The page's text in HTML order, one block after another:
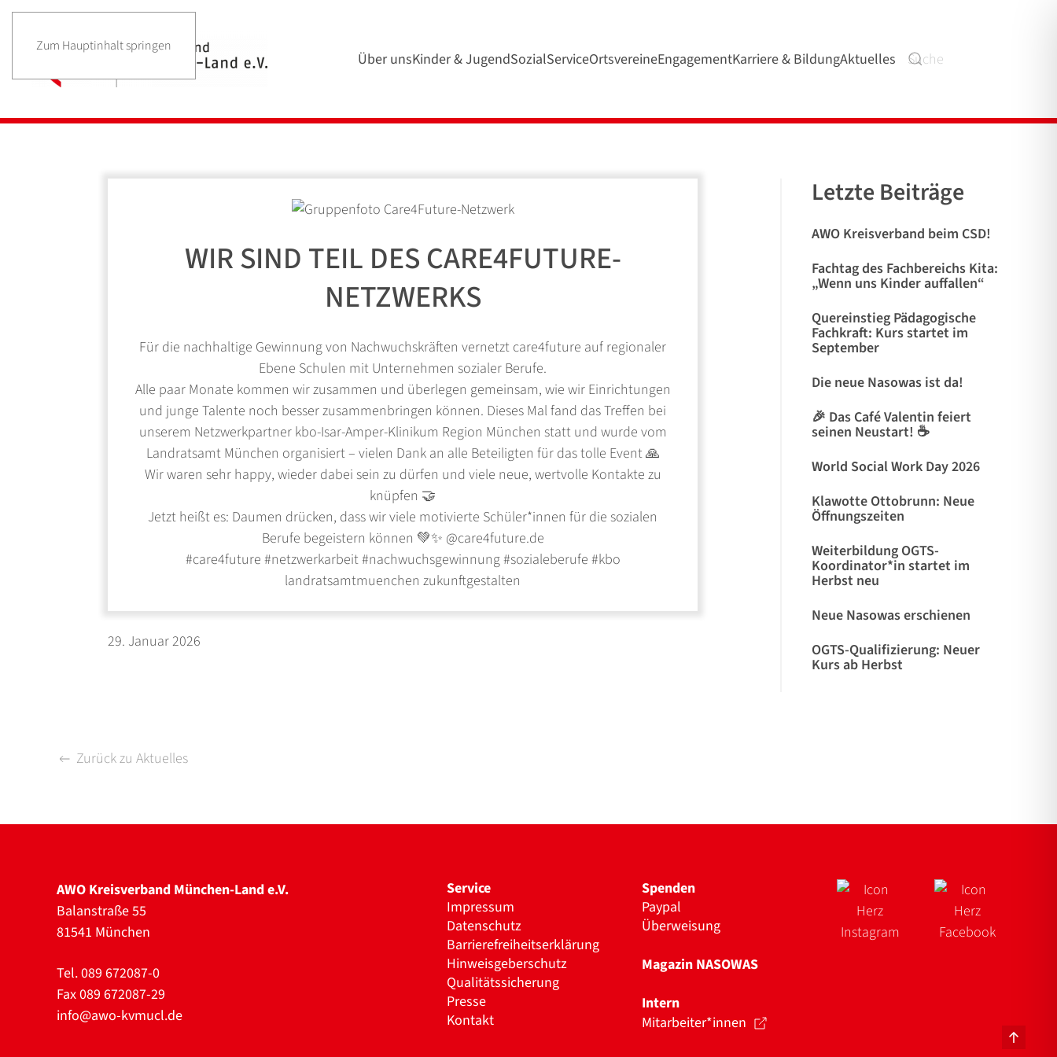
Zum Hauptinhalt springen
Über unsKinder & JugendSozialServiceOrtsvereineEngagementKarriere & BildungAktuelles
WIR SIND TEIL DES CARE4FUTURE-
NETZWERKS
Für die nachhaltige Gewinnung von Nachwuchskräften vernetzt care4future auf regionaler
Ebene Schulen mit Unternehmen sozialer Berufe.
Alle paar Monate kommen wir zusammen und überlegen gemeinsam, wie wir Einrichtungen
und junge Talente noch besser zusammenbringen können. Dieses Mal fand das Treffen bei
unserem Netzwerkpartner kbo-Isar-Amper-Klinikum Region München statt und wurde vom
Landratsamt München organisiert – vielen Dank an alle Beteiligten für das tolle Event 🙏
Wir waren sehr happy, wieder dabei sein zu dürfen und viele neue, wertvolle Kontakte zu
knüpfen 🤝
Jetzt heißt es: Daumen drücken, dass wir viele motivierte Schüler*innen für die sozialen
Berufe begeistern können 💚✨ @care4future.de
#care4future #netzwerkarbeit #nachwuchsgewinnung #sozialeberufe #kbo
landratsamtmuenchen zukunftgestalten
29. Januar 2026
Letzte Beiträge
AWO Kreisverband beim CSD!
Fachtag des Fachbereichs Kita:
„Wenn uns Kinder auffallen“
Quereinstieg Pädagogische
Fachkraft: Kurs startet im
September
Die neue Nasowas ist da!
🎉 Das Café Valentin feiert
seinen Neustart! ☕
World Social Work Day 2026
Klawotte Ottobrunn: Neue
Öffnungszeiten
Weiterbildung OGTS-
Koordinator*in startet im
Herbst neu
Neue Nasowas erschienen
OGTS-Qualifizierung: Neuer
Kurs ab Herbst
Zurück zu Aktuelles
AWO Kreisverband München-Land e.V.
Balanstraße 55
81541 München
Tel. 089 672087-0
Fax 089 672087-29
info@awo-kvmucl.de
Service
Impressum
Datenschutz
Barrierefreiheitserklärung
Hinweisgeberschutz
Qualitätssicherung
Presse
Kontakt
Spenden
Paypal
Überweisung
Magazin NASOWAS
Intern
Mitarbeiter*innen